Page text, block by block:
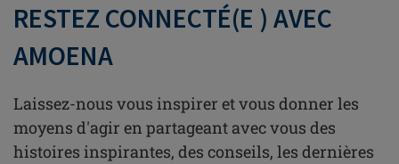
RESTEZ CONNECTÉ(E ) AVEC
AMOENA
Laissez-nous vous inspirer et vous donner les
moyens d'agir en partageant avec vous des
histoires inspirantes, des conseils, les dernières